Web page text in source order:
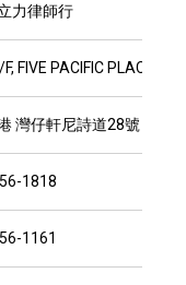
力律師行
FIVE PACIFIC PLACE, 28
灣仔軒尼詩道28號 太古
1818
1161